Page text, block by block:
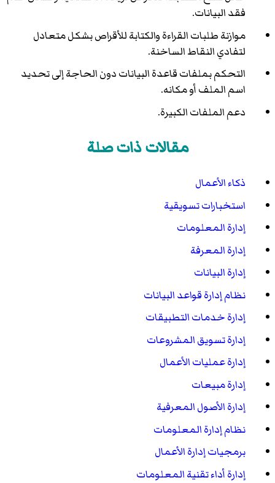
فقد البيانات.
موازنة طلبات القراءة والكتابة للأقراص بشكل متعادل
لتفادي النقاط الساخنة.
التحكم بملفات قاعدة البيانات دون الحاجة إلى تحديد
اسم الملف أو مكانه.
دعم الملفات الكبيرة.
مقالات ذات صلة
ذكاء الأعمال
استخبارات تسويقية
إدارة المعلومات
إدارة المعرفة
إدارة البيانات
نظام إدارة قواعد البيانات
إدارة خدمات التطبيقات
إدارة تسويق المشروعات
إدارة عمليات الأعمال
إدارة مبيعات
إدارة الأصول المعرفية
نظام إدارة المعلومات
برمجيات إدارة الأعمال
إدارة أداء تقنية المعلومات